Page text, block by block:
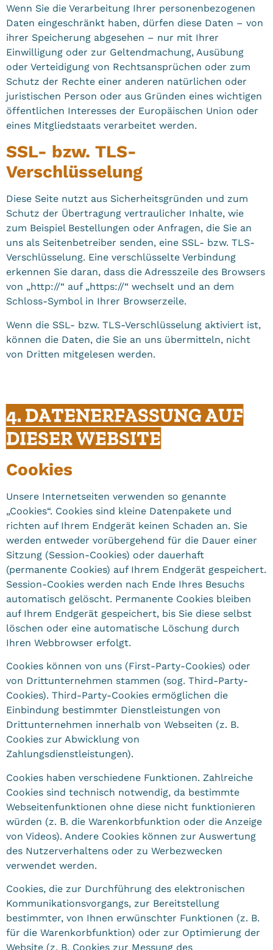
Wenn Sie die Verarbeitung Ihrer personenbezogenen
Daten eingeschränkt haben, dürfen diese Daten – von
ihrer Speicherung abgesehen – nur mit Ihrer
Einwilligung oder zur Geltendmachung, Ausübung
oder Verteidigung von Rechtsansprüchen oder zum
Schutz der Rechte einer anderen natürlichen oder
juristischen Person oder aus Gründen eines wichtigen
öffentlichen Interesses der Europäischen Union oder
eines Mitgliedstaats verarbeitet werden.
SSL- bzw. TLS-
Verschlüsselung
Diese Seite nutzt aus Sicherheitsgründen und zum
Schutz der Übertragung vertraulicher Inhalte, wie
zum Beispiel Bestellungen oder Anfragen, die Sie an
uns als Seitenbetreiber senden, eine SSL- bzw. TLS-
Verschlüsselung. Eine verschlüsselte Verbindung
erkennen Sie daran, dass die Adresszeile des Browsers
von „http://“ auf „https://“ wechselt und an dem
Schloss-Symbol in Ihrer Browserzeile.
Wenn die SSL- bzw. TLS-Verschlüsselung aktiviert ist,
können die Daten, die Sie an uns übermitteln, nicht
von Dritten mitgelesen werden.
4. DATENERFASSUNG AUF
DIESER WEBSITE
Cookies
Unsere Internetseiten verwenden so genannte
„Cookies“. Cookies sind kleine Datenpakete und
richten auf Ihrem Endgerät keinen Schaden an. Sie
werden entweder vorübergehend für die Dauer einer
Sitzung (Session-Cookies) oder dauerhaft
(permanente Cookies) auf Ihrem Endgerät gespeichert.
Session-Cookies werden nach Ende Ihres Besuchs
automatisch gelöscht. Permanente Cookies bleiben
auf Ihrem Endgerät gespeichert, bis Sie diese selbst
löschen oder eine automatische Löschung durch
Ihren Webbrowser erfolgt.
Cookies können von uns (First-Party-Cookies) oder
von Drittunternehmen stammen (sog. Third-Party-
Cookies). Third-Party-Cookies ermöglichen die
Einbindung bestimmter Dienstleistungen von
Drittunternehmen innerhalb von Webseiten (z. B.
Cookies zur Abwicklung von
Zahlungsdienstleistungen).
Cookies haben verschiedene Funktionen. Zahlreiche
Cookies sind technisch notwendig, da bestimmte
Webseitenfunktionen ohne diese nicht funktionieren
würden (z. B. die Warenkorbfunktion oder die Anzeige
von Videos). Andere Cookies können zur Auswertung
des Nutzerverhaltens oder zu Werbezwecken
verwendet werden.
Cookies, die zur Durchführung des elektronischen
Kommunikationsvorgangs, zur Bereitstellung
bestimmter, von Ihnen erwünschter Funktionen (z. B.
für die Warenkorbfunktion) oder zur Optimierung der
Website (z. B. Cookies zur Messung des